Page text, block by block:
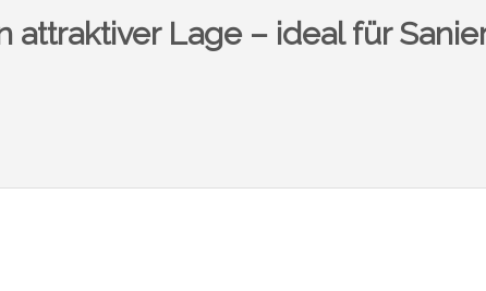
attraktiver Lage – ideal für